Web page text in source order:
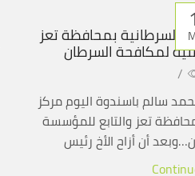
السرطانية بمحافظة تعز
/
سالم باسندوة اليوم مركز
تعز والتابع للمؤسسة